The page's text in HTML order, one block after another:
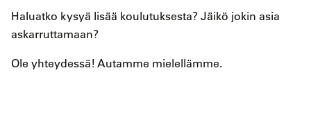
Haluatko kysyä lisää koulutuksesta? Jäikö jokin asia
askarruttamaan?
Ole yhteydessä! Autamme mielellämme.